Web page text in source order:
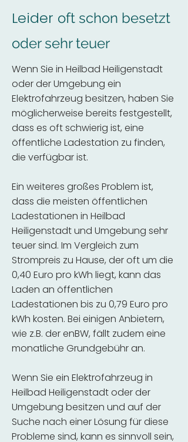
Leider oft schon besetzt
oder sehr teuer
Wenn Sie in Heilbad Heiligenstadt
oder der Umgebung ein
Elektrofahrzeug besitzen, haben Sie
möglicherweise bereits festgestellt,
dass es oft schwierig ist, eine
öffentliche Ladestation zu finden,
die verfügbar ist.
Ein weiteres großes Problem ist,
dass die meisten öffentlichen
Ladestationen in Heilbad
Heiligenstadt und Umgebung sehr
teuer sind. Im Vergleich zum
Strompreis zu Hause, der oft um die
0,40 Euro pro kWh liegt, kann das
Laden an öffentlichen
Ladestationen bis zu 0,79 Euro pro
kWh kosten. Bei einigen Anbietern,
wie z.B. der enBW, fällt zudem eine
monatliche Grundgebühr an.
Wenn Sie ein Elektrofahrzeug in
Heilbad Heiligenstadt oder der
Umgebung besitzen und auf der
Suche nach einer Lösung für diese
Probleme sind, kann es sinnvoll sein,